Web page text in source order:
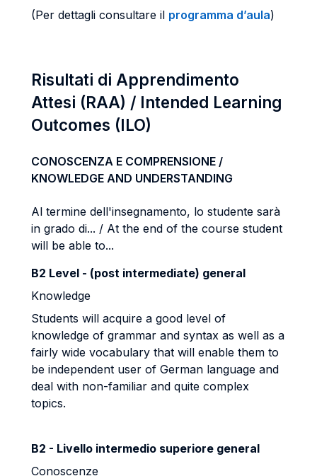
(Per dettagli consultare il programma d’aula)
Risultati di Apprendimento
Attesi (RAA) / Intended Learning
Outcomes (ILO)
CONOSCENZA E COMPRENSIONE /
KNOWLEDGE AND UNDERSTANDING
Al termine dell'insegnamento, lo studente sarà
in grado di... / At the end of the course student
will be able to...
B2 Level - (post intermediate) general
Knowledge
Students will acquire a good level of
knowledge of grammar and syntax as well as a
fairly wide vocabulary that will enable them to
be independent user of German language and
deal with non-familiar and quite complex
topics.
B2 - Livello intermedio superiore general
Conoscenze